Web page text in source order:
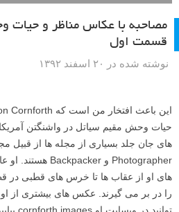
قسمت اول
نوشته شده در ۲۰ اسفند ۱۳۹۲